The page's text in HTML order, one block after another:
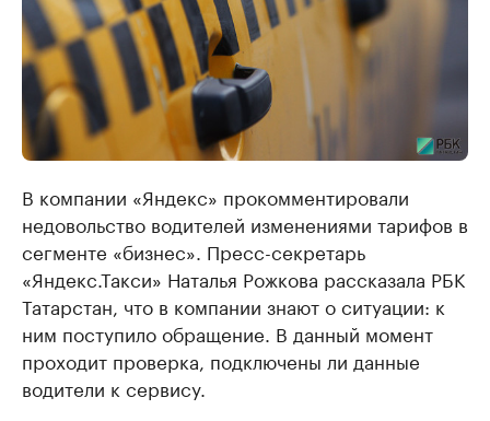
В компании «Яндекс» прокомментировали
недовольство водителей изменениями тарифов в
сегменте «бизнес». Пресс-секретарь
«Яндекс.Такси» Наталья Рожкова рассказала РБК
Татарстан, что в компании знают о ситуации: к
ним поступило обращение. В данный момент
проходит проверка, подключены ли данные
водители к сервису.